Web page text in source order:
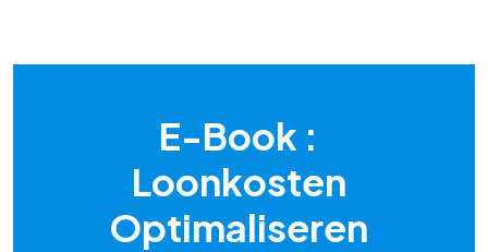
E-Book :
Loonkosten
Optimaliseren